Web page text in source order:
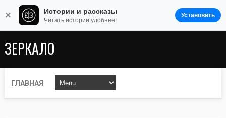
ЗЕРКАЛО
ГЛАВНАЯ
× Истории и рассказы
Читать истории удобнее!
Установить